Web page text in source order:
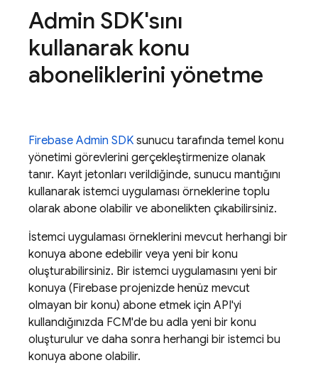
Admin SDK'sını
kullanarak konu
aboneliklerini yönetme
Firebase Admin SDK sunucu tarafında temel konu
yönetimi görevlerini gerçekleştirmenize olanak
tanır. Kayıt jetonları verildiğinde, sunucu mantığını
kullanarak istemci uygulaması örneklerine toplu
olarak abone olabilir ve abonelikten çıkabilirsiniz.
İstemci uygulaması örneklerini mevcut herhangi bir
konuya abone edebilir veya yeni bir konu
oluşturabilirsiniz. Bir istemci uygulamasını yeni bir
konuya (Firebase projenizde henüz mevcut
olmayan bir konu) abone etmek için API'yi
kullandığınızda FCM'de bu adla yeni bir konu
oluşturulur ve daha sonra herhangi bir istemci bu
konuya abone olabilir.